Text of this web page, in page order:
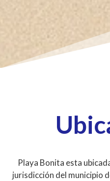
Playa Bonita esta
jurisdicción del municipio